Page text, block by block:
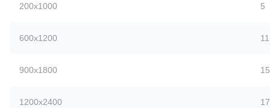
200x1000 5
600x1200
900x1800 15
1200x2400 17